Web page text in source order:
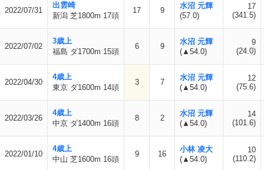
2022/07/31
出雲崎
新潟 芝1800m 17頭
17 9
水沼 元輝
(57.0)
17
(341.5)
2022/07/02
3歳上
福島 ダ1700m 15頭
6 9
水沼 元輝
(▲54.0)
9
(24.0)
2022/04/30
4歳上
東京 ダ1600m 14頭
3 7
水沼 元輝
(▲54.0)
12
(75.6)
2022/03/26
4歳上
中京 ダ1400m 16頭
8 2
水沼 元輝
(▲54.0)
14
(101.6)
2022/01/10
4歳上
中山 芝1600m 16頭
9 16
小林 凌大
(▲54.0)
10
(110.2)